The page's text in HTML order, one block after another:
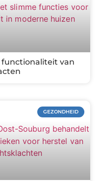
van
GEZONDHEID